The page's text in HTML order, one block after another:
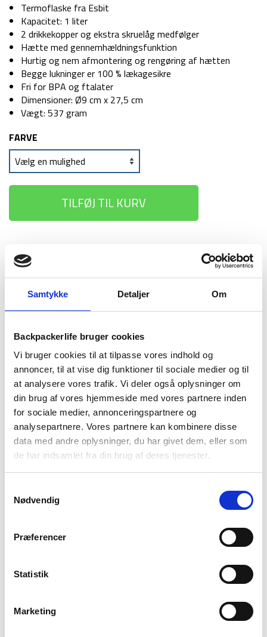
Samtykke Detaljer Om
Backpackerlife bruger cookies
Vi bruger cookies til at tilpasse vores indhold og
annoncer, til at vise dig funktioner til sociale medier og til
at analysere vores trafik. Vi deler også oplysninger om
din brug af vores hjemmeside med vores partnere inden
for sociale medier, annonceringspartnere og
analysepartnere. Vores partnere kan kombinere disse
data med andre oplysninger, du har givet dem, eller som
de har indsamlet fra din brug af deres tjenester.
Nødvendig
Præferencer
Statistik
Marketing
Termoflaske fra Esbit
Kapacitet: 1 liter
2 drikkekopper og ekstra skruelåg medfølger
Hætte med gennemhældningsfunktion
Hurtig og nem afmontering og rengøring af hætten
Begge lukninger er 100 % lækagesikre
Fri for BPA og ftalater
Dimensioner: Ø9 cm x 27,5 cm
Vægt: 537 gram
FARVE
TILFØJ TIL KURV
returret
BESKRIVELSE
YDERLIGERE INFORMATION
BRAND
FAQ
Termoflasken Classic Stainless Steel Vacuum Flask er lavet af
og sport. Termoflasken har en kapacitet på 1 liter, så den er
god, hvis du ønsker at have godt med væske med på turen.
vandflasken en god hældefunktion, så man nemmere undgår
at spilde.